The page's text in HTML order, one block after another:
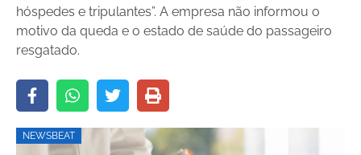
hóspedes e tripulantes”. A empresa não informou o
motivo da queda e o estado de saúde do passageiro
resgatado.
NEWSBEAT